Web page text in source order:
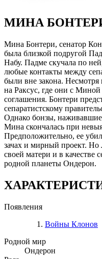
МИНА
Мина Бонтери, сенатор
была близкой подругой
Набу. Падме скучала по
любые контакты между
были вне закона. Несмотря
на Раксус, где они с
соглашения. Бонтери
сепаратистскому
Однако бонзы,
Мина скончалась при
Предположительно, ее
зачах и мирный проект.
своей матери и в качестве
родной планеты Ондерон.
Появления
Войны Клонов
Родной мир
Ондерон